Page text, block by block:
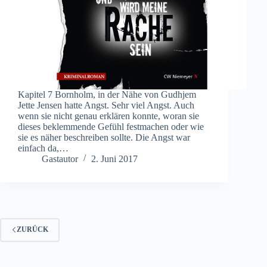
Kapitel 7 Bornholm, in der Nähe von Gudhjem
Jette Jensen hatte Angst. Sehr viel Angst. Auch
wenn sie nicht genau erklären konnte, woran sie
dieses beklemmende Gefühl festmachen oder wie
sie es näher beschreiben sollte. Die Angst war
einfach da,…
Gastautor
2. Juni 2017
ZURÜCK